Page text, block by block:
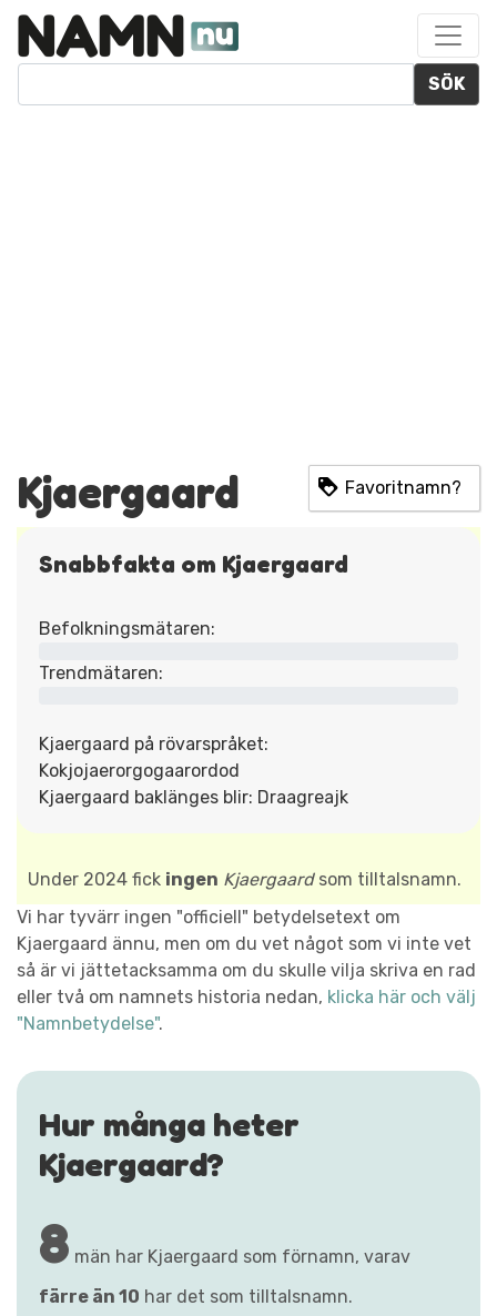
SÖK
Kjaergaard Favoritnamn?
Snabbfakta om Kjaergaard
Befolkningsmätaren:
Trendmätaren:
Kjaergaard på rövarspråket:
Kokjojaerorgogaarordod
Kjaergaard baklänges blir: Draagreajk
Under 2024 fick ingen Kjaergaardsom tilltalsnamn.
Vi har tyvärr ingen "officiell" betydelsetext om
Kjaergaard ännu, men om du vet något som vi inte vet
så är vi jättetacksamma om du skulle vilja skriva en rad
eller två om namnets historia nedan, klicka här och välj
"Namnbetydelse".
Hur många heter
Kjaergaard?
8 män har Kjaergaard som förnamn, varav
färre än 10 har det som tilltalsnamn.